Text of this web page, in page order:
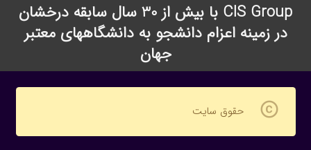
CIS Group با بیش از 30 سال سابقه درخشان
در زمینه اعزام دانشجو به دانشگاههای معتبر
جهان
copyright حقوق سایت